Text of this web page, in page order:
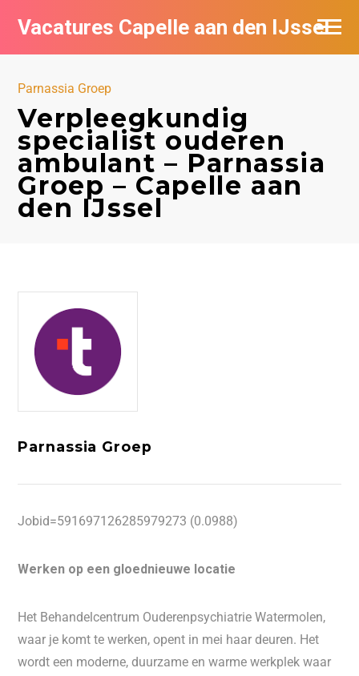
Vacatures Capelle aan den IJssel
Parnassia Groep
Verpleegkundig
specialist ouderen
ambulant – Parnassia
Groep – Capelle aan
den IJssel
Parnassia Groep
Jobid=591697126285979273 (0.0988)
Werken op een gloednieuwe locatie
Het Behandelcentrum Ouderenpsychiatrie Watermolen,
waar je komt te werken, opent in mei haar deuren. Het
wordt een moderne, duurzame en warme werkplek waar